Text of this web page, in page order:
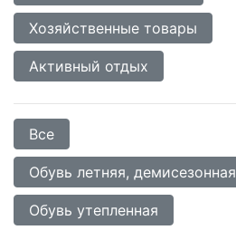
Хозяйственные товары
Активный отдых
Все
Обувь летняя, демисезонная
Обувь утепленная